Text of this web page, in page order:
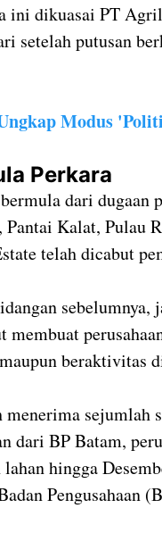
ini dikuasai PT
setelah putusan
Modus
Perkara
dari dugaan
Kalat, Pulau
telah dicabut
sebelumnya,
membuat
beraktivitas
sejumlah
dari BP Batam,
lahan hingga
Pengusahaan